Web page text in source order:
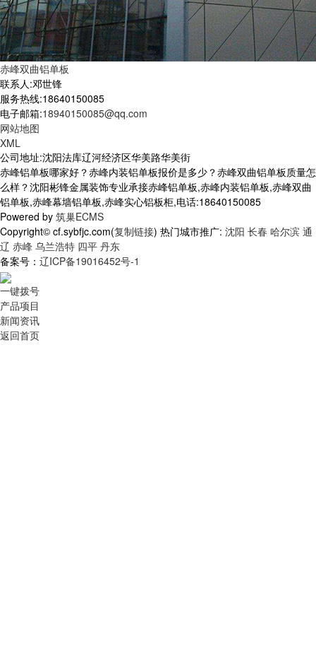
赤峰双曲铝单板
联系人:邓世锋
服务热线:18640150085
电子邮箱:18940150085@qq.com
网站地图
XML
公司地址:沈阳法库辽河经济区华美路华美街
赤峰铝单板哪家好？赤峰内装铝单板报价是多少？赤峰双曲铝单板质量怎
么样？沈阳彬锋金属装饰专业承接赤峰铝单板,赤峰内装铝单板,赤峰双曲
铝单板,赤峰幕墙铝单板,赤峰实心铝板柜,电话:18640150085
Powered by 筑巢ECMS
Copyright© cf.sybfjc.com(复制链接) 热门城市推广: 沈阳 长春 哈尔滨 通
辽 赤峰 乌兰浩特 四平 丹东
备案号： 辽ICP备19016452号-1
一键拨号
产品项目
新闻资讯
返回首页